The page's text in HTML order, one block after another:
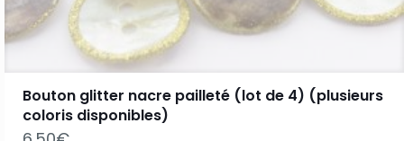
Bouton glitter nacre pailleté (lot de 4) (plusieurs
coloris disponibles)